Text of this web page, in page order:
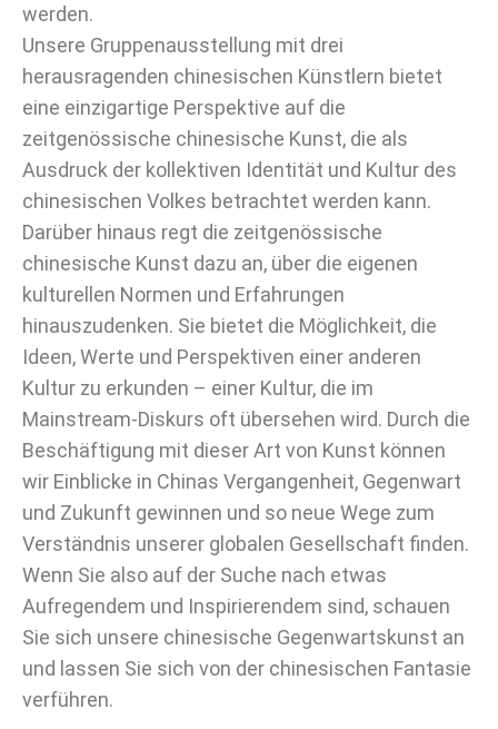
werden.
Unsere Gruppenausstellung mit drei
herausragenden chinesischen Künstlern bietet
eine einzigartige Perspektive auf die
zeitgenössische chinesische Kunst, die als
Ausdruck der kollektiven Identität und Kultur des
chinesischen Volkes betrachtet werden kann.
Darüber hinaus regt die zeitgenössische
chinesische Kunst dazu an, über die eigenen
kulturellen Normen und Erfahrungen
hinauszudenken. Sie bietet die Möglichkeit, die
Ideen, Werte und Perspektiven einer anderen
Kultur zu erkunden – einer Kultur, die im
Mainstream-Diskurs oft übersehen wird. Durch die
Beschäftigung mit dieser Art von Kunst können
wir Einblicke in Chinas Vergangenheit, Gegenwart
und Zukunft gewinnen und so neue Wege zum
Verständnis unserer globalen Gesellschaft finden.
Wenn Sie also auf der Suche nach etwas
Aufregendem und Inspirierendem sind, schauen
Sie sich unsere chinesische Gegenwartskunst an
und lassen Sie sich von der chinesischen Fantasie
verführen.